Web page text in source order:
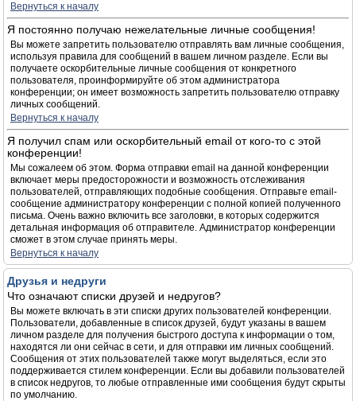
Вернуться к началу
Я постоянно получаю нежелательные личные сообщения!
Вы можете запретить пользователю отправлять вам личные сообщения,
используя правила для сообщений в вашем личном разделе. Если вы
получаете оскорбительные личные сообщения от конкретного
пользователя, проинформируйте об этом администратора
конференции; он имеет возможность запретить пользователю отправку
личных сообщений.
Вернуться к началу
Я получил спам или оскорбительный email от кого-то с этой
конференции!
Мы сожалеем об этом. Форма отправки email на данной конференции
включает меры предосторожности и возможность отслеживания
пользователей, отправляющих подобные сообщения. Отправьте email-
сообщение администратору конференции с полной копией полученного
письма. Очень важно включить все заголовки, в которых содержится
детальная информация об отправителе. Администратор конференции
сможет в этом случае принять меры.
Вернуться к началу
Друзья и недруги
Что означают списки друзей и недругов?
Вы можете включать в эти списки других пользователей конференции.
Пользователи, добавленные в список друзей, будут указаны в вашем
личном разделе для получения быстрого доступа к информации о том,
находятся ли они сейчас в сети, и для отправки им личных сообщений.
Сообщения от этих пользователей также могут выделяться, если это
поддерживается стилем конференции. Если вы добавили пользователей
в список недругов, то любые отправленные ими сообщения будут скрыты
по умолчанию.